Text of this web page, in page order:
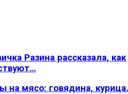
Разина рассказала, как
на мясо: говядина,